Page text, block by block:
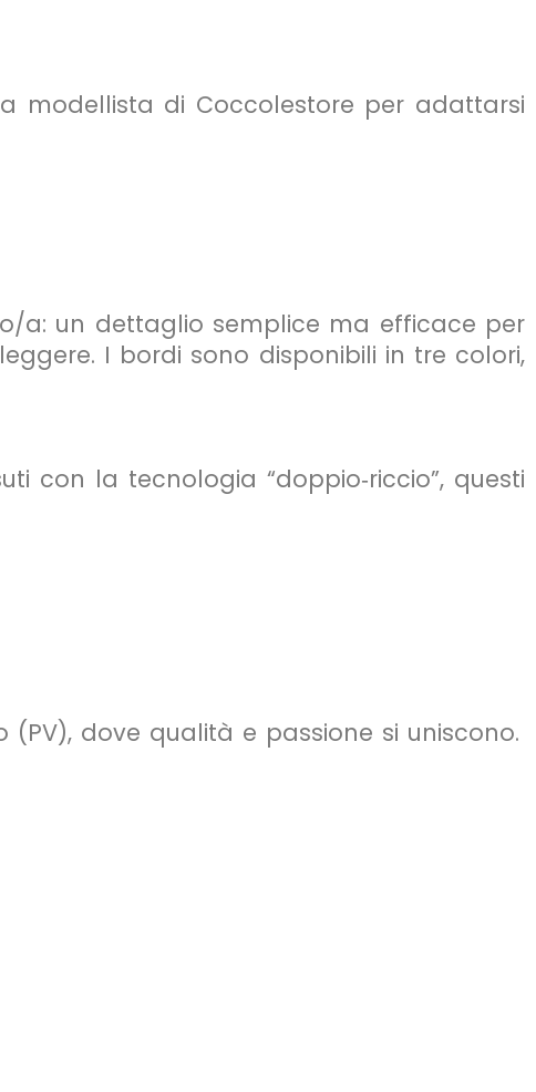
modellista di Coccolestore per adattarsi
a: un dettaglio semplice ma efficace per
I bordi sono disponibili in tre colori,
con la tecnologia “doppio‑riccio”, questi
dove qualità e passione si uniscono.